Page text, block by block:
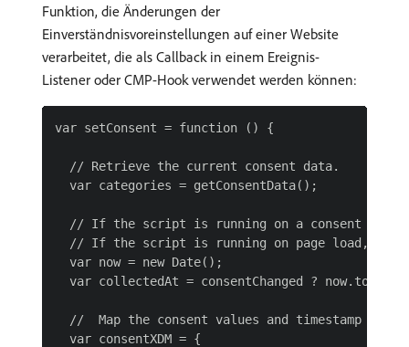
Funktion, die Änderungen der
Einverständnisvoreinstellungen auf einer Website
verarbeitet, die als Callback in einem Ereignis-
Listener oder CMP-Hook verwendet werden können:
var setConsent = function () {
  // Retrieve the current consent data.
  var categories = getConsentData();
// If the script is running on a consent
// If the script is running on page load, set
  var now = new Date();
var collectedAt = consentChanged ?
//  Map the consent values and timestamp to
  var consentXDM = {